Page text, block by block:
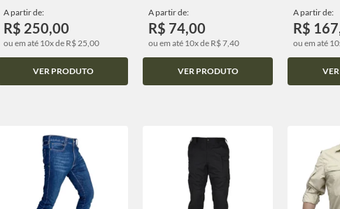
A partir de:
R$ 250,00
ou em até 10x de R$ 25,00
VER PRODUTO
A partir de:
R$ 74,00
ou em até 10x de R$ 7,40
VER PRODUTO
A partir de:
R$
ou em até